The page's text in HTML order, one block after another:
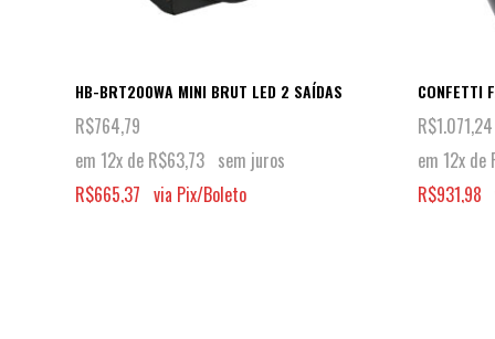
HB-BRT200WA MINI BRUT LED 2 SAÍDAS
R$764,79
em 12x de R$63,73 sem juros
R$665,37 via Pix/Boleto
CONFETTI
R$1.071,24
em 12x de
R$931,98